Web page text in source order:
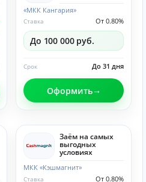
«МКК Кангария»
От 0.80%
Ставка
До 100 000 руб.
До 31 дня
Срок
Оформить
Заём на самых
выгодных
условиях
МКК «Кэшмагнит»
От 0.80%
Ставка